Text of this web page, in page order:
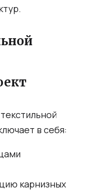
в себя:
карнизных